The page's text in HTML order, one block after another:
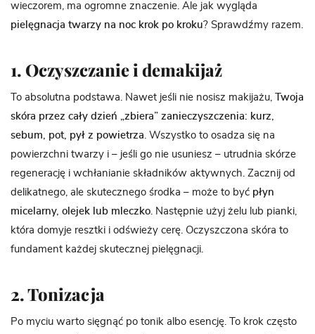
wieczorem, ma ogromne znaczenie. Ale jak wygląda
pielęgnacja twarzy na noc krok po kroku? Sprawdźmy razem.
1. Oczyszczanie i demakijaż
To absolutna podstawa. Nawet jeśli nie nosisz makijażu,
Twoja
skóra przez cały dzień „zbiera” zanieczyszczenia: kurz,
sebum, pot, pył z powietrza. Wszystko to osadza się na
powierzchni twarzy i – jeśli go nie usuniesz – utrudnia skórze
regenerację i wchłanianie składników aktywnych. Zacznij od
delikatnego, ale skutecznego środka – może to być płyn
micelarny, olejek lub mleczko. Następnie użyj żelu lub pianki,
która domyje resztki i odświeży cerę. Oczyszczona skóra to
fundament każdej skutecznej pielęgnacji.
2. Tonizacja
Po myciu warto sięgnąć po tonik albo esencję. To krok często